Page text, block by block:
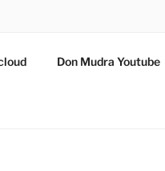
Don Mudra Youtube